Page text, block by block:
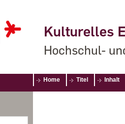
Kulturelles
Hochschul-
Home Titel Inhalt